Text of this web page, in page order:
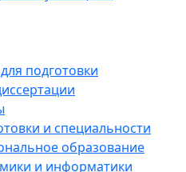
подготовки
и специальности
образование
и информатики